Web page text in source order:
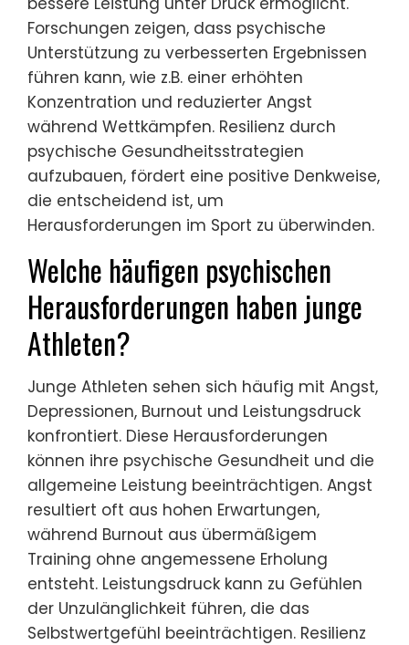
Forschungen zeigen, dass psychische
Unterstützung zu verbesserten Ergebnissen
führen kann, wie z.B. einer erhöhten
Konzentration und reduzierter Angst
während Wettkämpfen. Resilienz durch
psychische Gesundheitsstrategien
aufzubauen, fördert eine positive Denkweise,
die entscheidend ist, um
Herausforderungen im Sport zu überwinden.
Welche häufigen psychischen
Herausforderungen haben junge
Athleten?
Junge Athleten sehen sich häufig mit Angst,
Depressionen, Burnout und Leistungsdruck
konfrontiert. Diese Herausforderungen
können ihre psychische Gesundheit und die
allgemeine Leistung beeinträchtigen. Angst
resultiert oft aus hohen Erwartungen,
während Burnout aus übermäßigem
Training ohne angemessene Erholung
entsteht. Leistungsdruck kann zu Gefühlen
der Unzulänglichkeit führen, die das
Selbstwertgefühl beeinträchtigen. Resilienz